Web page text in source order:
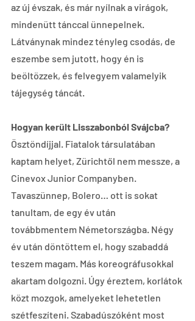
az új évszak, és már nyílnak a virágok,
mindenütt tánccal ünnepelnek.
Látványnak mindez tényleg csodás, de
eszembe sem jutott, hogy én is
beöltözzek, és felvegyem valamelyik
tájegység táncát.
Hogyan került Lisszabonból Svájcba?
Ösztöndíjjal. Fiatalok társulatában
kaptam helyet, Zürichtől nem messze, a
Cinevox Junior Companyben.
Tavaszünnep, Bolero… ott is sokat
tanultam, de egy év után
továbbmentem Németországba. Négy
év után döntöttem el, hogy szabaddá
teszem magam. Más koreográfusokkal
akartam dolgozni. Úgy éreztem, korlátok
közt mozgok, amelyeket lehetetlen
szétfeszíteni. Szabadúszóként most